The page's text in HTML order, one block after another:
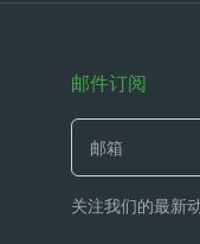
邮件订阅
关注我们的最新